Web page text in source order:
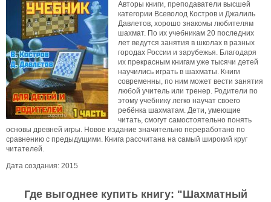
Авторы книги, преподаватели высшей
категории Всеволод Костров и Джалиль
Давлетов, хорошо знакомы любителям
шахмат. По их учебникам 20 последних
лет ведутся занятия в школах в разных
городах России и зарубежья. Благодаря
их прекрасным книгам уже тысячи детей
научились играть в шахматы. Книги
современны, по ним может вести занятия
любой учитель или тренер. Родители по
этому учебнику легко научат своего
ребёнка шахматам. Дети, умеющие
читать, смогут самостоятельно понять
основы древней игры. Новое издание значительно переработано по
сравнению с предыдущими. Книга рассчитана на самый широкий круг
читателей.
Дата создания: 2015
Где выгоднее купить книгу: "Шахматный